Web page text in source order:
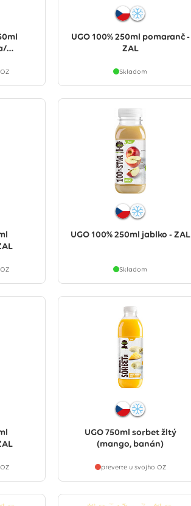
UGO 100% 250ml pomaranč -
ZAL
Skladom
UGO 100% 250ml jablko - ZAL
Skladom
UGO 750ml sorbet žltý
(mango, banán)
preverte u svojho OZ